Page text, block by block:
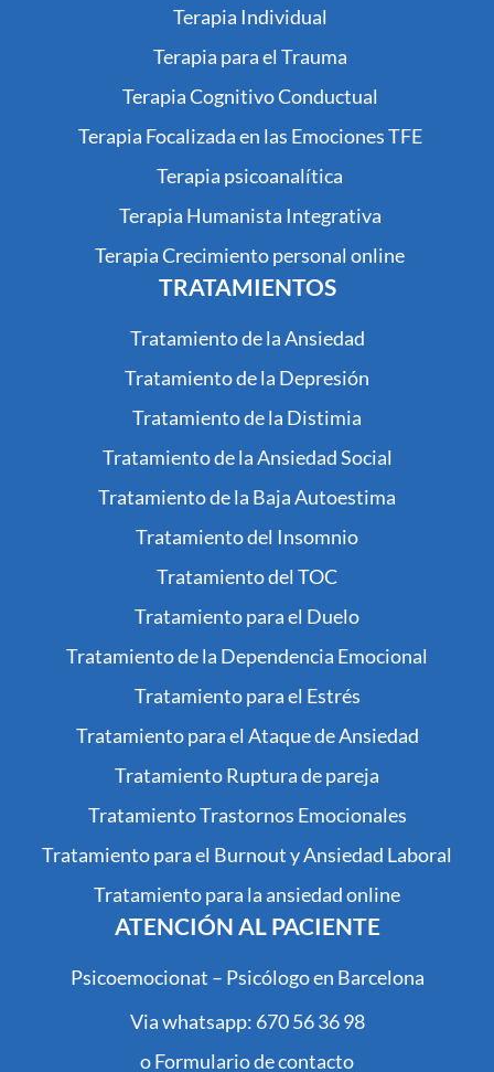
Terapia Individual
Terapia para el Trauma
Terapia Cognitivo Conductual
Terapia Focalizada en las Emociones TFE
Terapia psicoanalítica
Terapia Humanista Integrativa
Terapia Crecimiento personal online
TRATAMIENTOS
Tratamiento de la Ansiedad
Tratamiento de la Depresión
Tratamiento de la Distimia
Tratamiento de la Ansiedad Social
Tratamiento de la Baja Autoestima
Tratamiento del Insomnio
Tratamiento del TOC
Tratamiento para el Duelo
Tratamiento de la Dependencia Emocional
Tratamiento para el Estrés
Tratamiento para el Ataque de Ansiedad
Tratamiento Ruptura de pareja
Tratamiento Trastornos Emocionales
Tratamiento para el Burnout y Ansiedad Laboral
Tratamiento para la ansiedad online
ATENCIÓN AL PACIENTE
Psicoemocionat – Psicólogo en Barcelona
Via whatsapp: 670 56 36 98
o Formulario de contacto